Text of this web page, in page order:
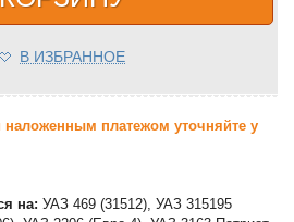
В ИЗБРАННОЕ
платежом уточняйте у
на: УАЗ 469 (31512), УАЗ 315195